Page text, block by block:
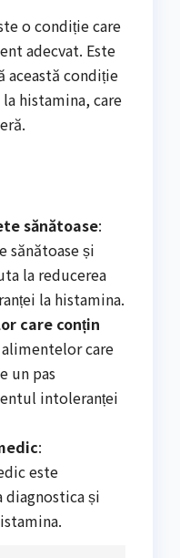
o condiție care
adecvat. Este
această condiție
histamina, care
sănătoase:
sănătoase și
la reducerea
la histamina.
care conțin
alimentelor care
un pas
intoleranței
:
este
și